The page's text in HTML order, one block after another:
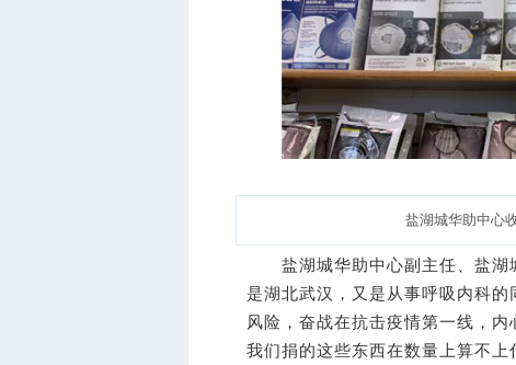
盐湖城华助中心
盐湖城华助中心副主任、盐湖
是湖北武汉，又是从事呼吸内科
风险，奋战在抗击疫情第一线，内
我们捐的这些东西在数量上算不